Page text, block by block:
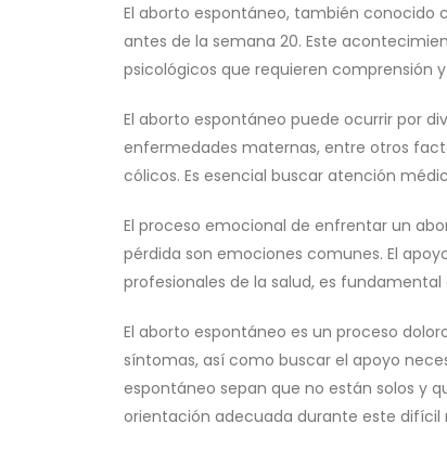
El aborto espontáneo, también conocido
antes de la semana 20. Este
psicológicos que requieren comprensión
El aborto espontáneo puede ocurrir por
enfermedades maternas, entre otros
cólicos. Es esencial buscar atención
El proceso emocional de enfrentar un
pérdida son emociones comunes. El
profesionales de la salud, es
El aborto espontáneo es un proceso
síntomas, así como buscar el apoyo
espontáneo sepan que no están solos y
orientación adecuada durante este difícil